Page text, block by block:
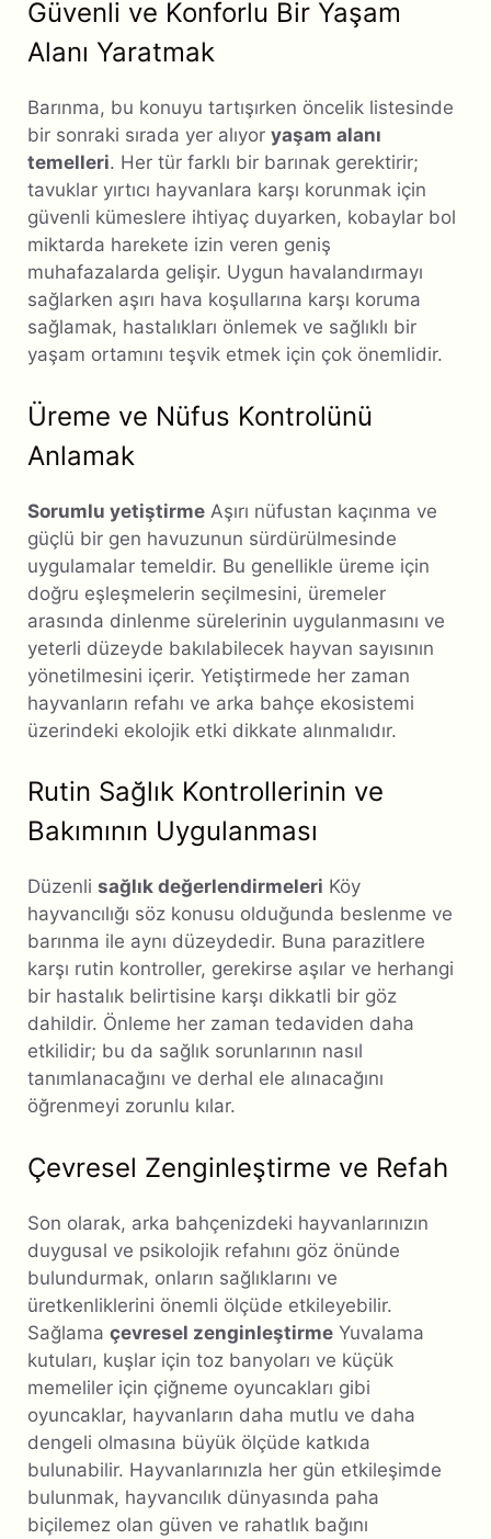
Güvenli ve Konforlu Bir Yaşam
Alanı Yaratmak
Barınma, bu konuyu tartışırken öncelik listesinde
bir sonraki sırada yer alıyor yaşam alanı
temelleri. Her tür farklı bir barınak gerektirir;
tavuklar yırtıcı hayvanlara karşı korunmak için
güvenli kümeslere ihtiyaç duyarken, kobaylar bol
miktarda harekete izin veren geniş
muhafazalarda gelişir. Uygun havalandırmayı
sağlarken aşırı hava koşullarına karşı koruma
sağlamak, hastalıkları önlemek ve sağlıklı bir
yaşam ortamını teşvik etmek için çok önemlidir.
Üreme ve Nüfus Kontrolünü
Anlamak
Sorumlu yetiştirme Aşırı nüfustan kaçınma ve
güçlü bir gen havuzunun sürdürülmesinde
uygulamalar temeldir. Bu genellikle üreme için
doğru eşleşmelerin seçilmesini, üremeler
arasında dinlenme sürelerinin uygulanmasını ve
yeterli düzeyde bakılabilecek hayvan sayısının
yönetilmesini içerir. Yetiştirmede her zaman
hayvanların refahı ve arka bahçe ekosistemi
üzerindeki ekolojik etki dikkate alınmalıdır.
Rutin Sağlık Kontrollerinin ve
Bakımının Uygulanması
Düzenli sağlık değerlendirmeleri Köy
hayvancılığı söz konusu olduğunda beslenme ve
barınma ile aynı düzeydedir. Buna parazitlere
karşı rutin kontroller, gerekirse aşılar ve herhangi
bir hastalık belirtisine karşı dikkatli bir göz
dahildir. Önleme her zaman tedaviden daha
etkilidir; bu da sağlık sorunlarının nasıl
tanımlanacağını ve derhal ele alınacağını
öğrenmeyi zorunlu kılar.
Çevresel Zenginleştirme ve Refah
Son olarak, arka bahçenizdeki hayvanlarınızın
duygusal ve psikolojik refahını göz önünde
bulundurmak, onların sağlıklarını ve
üretkenliklerini önemli ölçüde etkileyebilir.
Sağlama çevresel zenginleştirme Yuvalama
kutuları, kuşlar için toz banyoları ve küçük
memeliler için çiğneme oyuncakları gibi
oyuncaklar, hayvanların daha mutlu ve daha
dengeli olmasına büyük ölçüde katkıda
bulunabilir. Hayvanlarınızla her gün etkileşimde
bulunmak, hayvancılık dünyasında paha
biçilemez olan güven ve rahatlık bağını